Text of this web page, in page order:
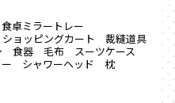
食卓ミラートレー
ショッピングカート
裁縫道具
食器 毛布
スーツケース
シャワーヘッド 枕